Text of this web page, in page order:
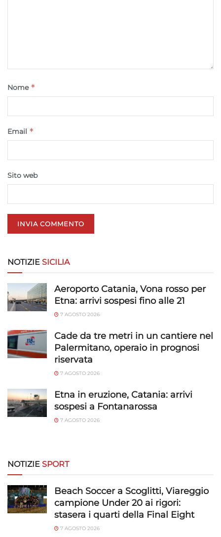
e presentare pubblicità e contenuto,
privacy.
Sempre attivo
Nome *
Email *
Sito web
NOTIZIE SICILIA
Aeroporto Catania, Vona rosso per
Etna: arrivi sospesi fino alle 21
7 AGOSTO 2026
Cade da tre metri in un cantiere nel
Palermitano, operaio in prognosi
riservata
7 AGOSTO 2026
Etna in eruzione, Catania: arrivi
sospesi a Fontanarossa
7 AGOSTO 2026
NOTIZIE SPORT
Beach Soccer a Scoglitti, Viareggio
campione Under 20 ai rigori:
stasera i quarti della Final Eight
7 AGOSTO 2026